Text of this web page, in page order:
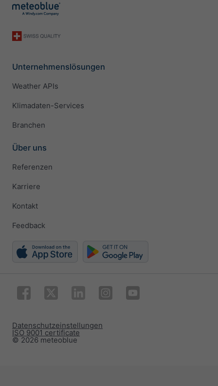
Unternehmenslösungen
Weather APIs
Klimadaten-Services
Branchen
Über uns
Referenzen
Karriere
Kontakt
Feedback
© 2026 meteoblue
ISO 9001 certificate
Datenschutzeinstellungen